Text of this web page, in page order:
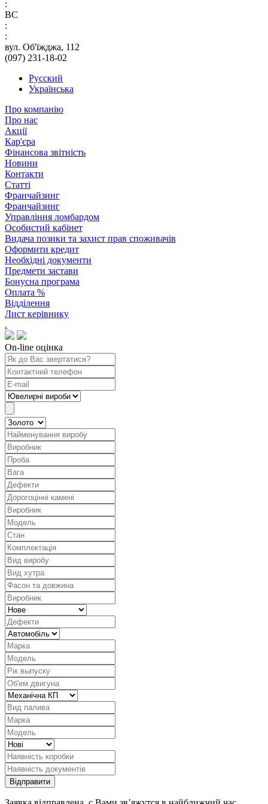
:
ВС
:
:
вул. Об'їжджа, 112
(097) 231-18-02
Русский
Українська
Про компанію
Про нас
Акції
Кар'єра
Фінансова звітність
Новини
Контакти
Статті
Франчайзинг
Франчайзинг
Управління ломбардом
Особистий кабінет
Видача позики та захист прав споживачів
Оформити кредит
Необхідні документи
Предмети застави
Бонусна програма
Оплата %
Відділення
Лист керівнику
.
On-line оцінка